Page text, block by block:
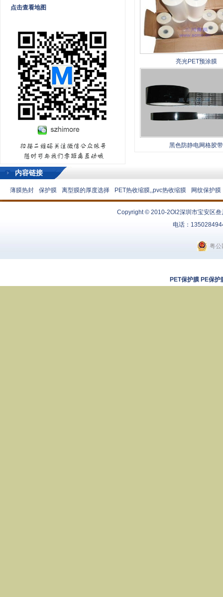
点击查看地图
亮光PET预涂膜
黑色防静电网格胶带
内容链接
薄膜热封 保护膜 离型膜的厚度选择 PET热收缩膜,,pvc热收缩膜 网纹保护膜
Copyright © 2010-2Ol2深圳市宝安区
电话：
粤
PET保护膜 PE保护